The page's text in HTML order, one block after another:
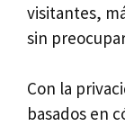
visitantes,
sin
Con la
basados en